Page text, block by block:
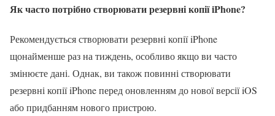
Як часто потрібно створювати резервні копії iPhone?
Рекомендується створювати резервні копії iPhone
щонайменше раз на тиждень, особливо якщо ви часто
змінюєте дані. Однак, ви також повинні створювати
резервні копії iPhone перед оновленням до нової версії iOS
або придбанням нового пристрою.